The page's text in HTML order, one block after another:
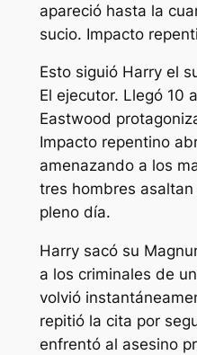
apareció hasta la
sucio. Impacto
Esto siguió Harry el
El ejecutor. Llegó 10
Eastwood
Impacto repentino
amenazando a los
tres hombres
pleno día.
Harry sacó su
a los criminales de
volvió
repitió la cita por
enfrentó al asesino